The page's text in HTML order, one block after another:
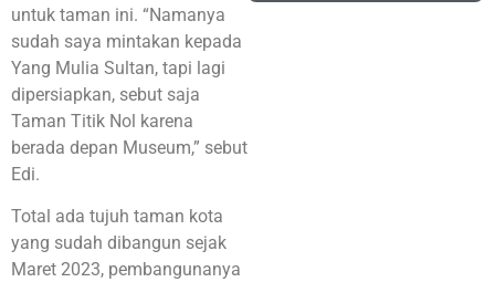
untuk taman ini. “Namanya
sudah saya mintakan kepada
Yang Mulia Sultan, tapi lagi
dipersiapkan, sebut saja
Taman Titik Nol karena
berada depan Museum,” sebut
Edi.
Total ada tujuh taman kota
yang sudah dibangun sejak
Maret 2023, pembangunanya